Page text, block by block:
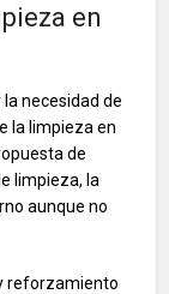
en
necesidad de
la limpieza en
de
limpieza, la
aunque no
reforzamiento